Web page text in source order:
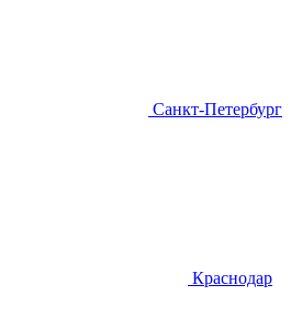
Санкт-Петербург
Краснодар